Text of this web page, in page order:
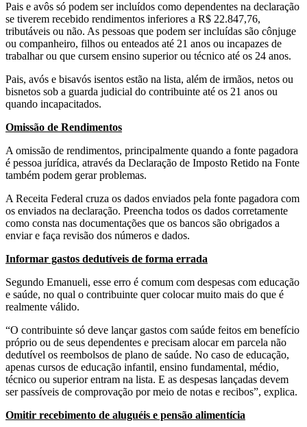
Pais e avôs só podem ser incluídos como dependentes na declaração
se tiverem recebido rendimentos inferiores a R$ 22.847,76,
tributáveis ou não. As pessoas que podem ser incluídas são cônjuge
ou companheiro, filhos ou enteados até 21 anos ou incapazes de
trabalhar ou que cursem ensino superior ou técnico até os 24 anos.
Pais, avós e bisavós isentos estão na lista, além de irmãos, netos ou
bisnetos sob a guarda judicial do contribuinte até os 21 anos ou
quando incapacitados.
Omissão de Rendimentos
A omissão de rendimentos, principalmente quando a fonte pagadora
é pessoa jurídica, através da Declaração de Imposto Retido na Fonte
também podem gerar problemas.
A Receita Federal cruza os dados enviados pela fonte pagadora com
os enviados na declaração. Preencha todos os dados corretamente
como consta nas documentações que os bancos são obrigados a
enviar e faça revisão dos números e dados.
Informar gastos dedutíveis de forma errada
Segundo Emanueli, esse erro é comum com despesas com educação
e saúde, no qual o contribuinte quer colocar muito mais do que é
realmente válido.
“O contribuinte só deve lançar gastos com saúde feitos em benefício
próprio ou de seus dependentes e precisam alocar em parcela não
dedutível os reembolsos de plano de saúde. No caso de educação,
apenas cursos de educação infantil, ensino fundamental, médio,
técnico ou superior entram na lista. E as despesas lançadas devem
ser passíveis de comprovação por meio de notas e recibos”, explica.
Omitir recebimento de aluguéis e pensão alimentícia